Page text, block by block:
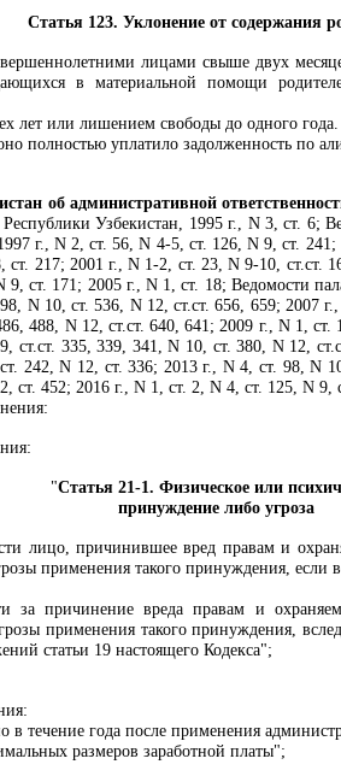
Статья 123. Уклонение от содержания
лицами свыше двух
в материальной помощи
лет или лишением свободы до одного года.
полностью уплатило задолженность по
об административной
Узбекистан, 1995 г., N 3, ст. 6;
г., N 2, ст. 56, N 4-5, ст. 126, N 9, ст.
217; 2001 г., N 1-2, ст. 23, N 9-10, ст.ст.
ст. 171; 2005 г., N 1, ст. 18; Ведомости
N 10, ст. 536, N 12, ст.ст. 656, 659; 2007
488, N 12, ст.ст. 640, 641; 2009 г., N 1,
ст.ст. 335, 339, 341, N 10, ст. 380, N 12,
242, N 12, ст. 336; 2013 г., N 4, ст. 98, N
ст. 452; 2016 г., N 1, ст. 2, N 4, ст. 125, N
"Статья 21-1. Физическое или
принуждение либо угроза
лицо, причинившее вред правам и
применения такого принуждения, если
за причинение вреда правам и
применения такого принуждения,
статьи 19 настоящего Кодекса";
течение года после применения
размеров заработной платы";